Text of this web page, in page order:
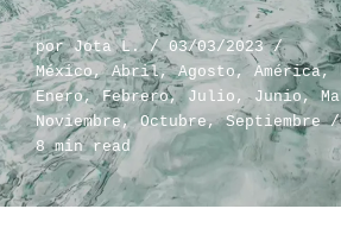
porJota L.
03/03/2023
México,Abril,Agosto, América,
Enero,Febrero, Julio , Junio,
Noviembre,Octubre,Septiembre
8 min read